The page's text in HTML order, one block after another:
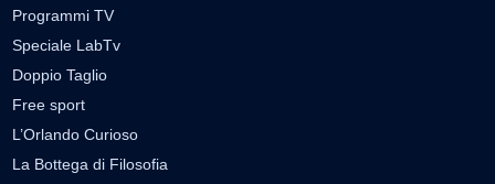
Programmi TV
Speciale LabTv
Doppio Taglio
Free sport
L’Orlando Curioso
La Bottega di Filosofia